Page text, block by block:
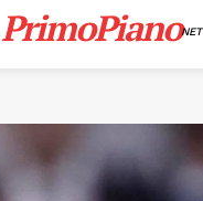
PrimoPianoNET